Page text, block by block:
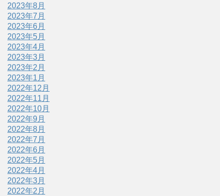
2023年8月
2023年7月
2023年6月
2023年5月
2023年4月
2023年3月
2023年2月
2023年1月
2022年12月
2022年11月
2022年10月
2022年9月
2022年8月
2022年7月
2022年6月
2022年5月
2022年4月
2022年3月
2022年2月